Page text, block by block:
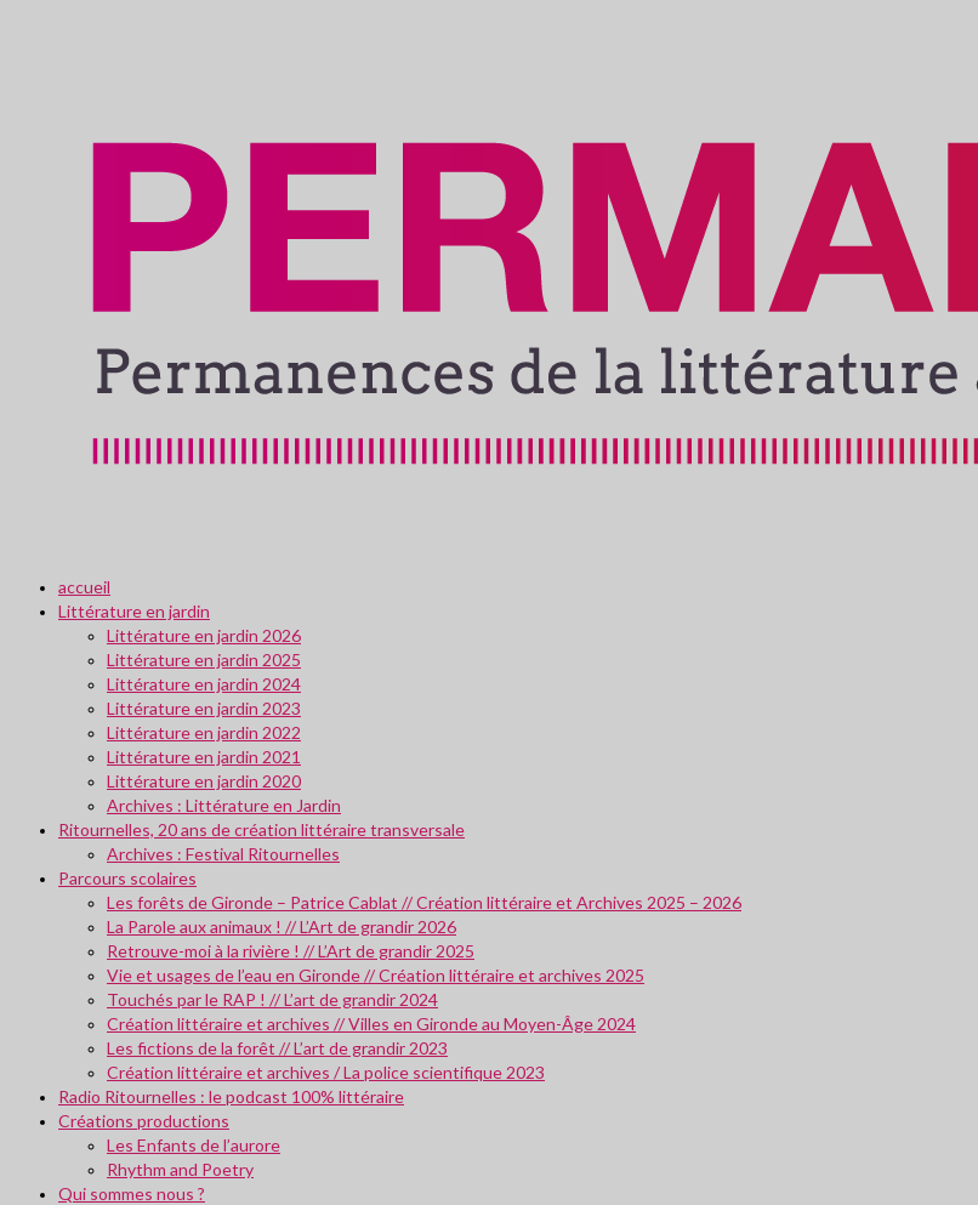
accueil
Littérature en jardin
Littérature en jardin 2026
Littérature en jardin 2025
Littérature en jardin 2024
Littérature en jardin 2023
Littérature en jardin 2022
Littérature en jardin 2021
Littérature en jardin 2020
Archives : Littérature en Jardin
Ritournelles, 20 ans de création littéraire transversale
Archives : Festival Ritournelles
Parcours scolaires
Les forêts de Gironde – Patrice Cablat // Création littéraire et Archives 2025 – 2026
La Parole aux animaux ! // L’Art de grandir 2026
Retrouve-moi à la rivière ! // L’Art de grandir 2025
Vie et usages de l’eau en Gironde // Création littéraire et archives 2025
Touchés par le RAP ! // L’art de grandir 2024
Création littéraire et archives // Villes en Gironde au Moyen-Âge 2024
Les fictions de la forêt // L’art de grandir 2023
Création littéraire et archives / La police scientifique 2023
Radio Ritournelles : le podcast 100% littéraire
Créations productions
Les Enfants de l’aurore
Rhythm and Poetry
Qui sommes nous ?